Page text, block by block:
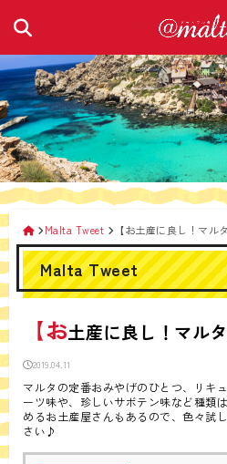
Malta Tweet 【お土産に良し！マル
Malta Tweet
【お土産に良し！マル
2019.04.11
マルタの定番おみやげのひとつ、リキ
ーツ味や、珍しいサボテン味など種類
めるお土産屋さんもあるので、色々試
さい♪